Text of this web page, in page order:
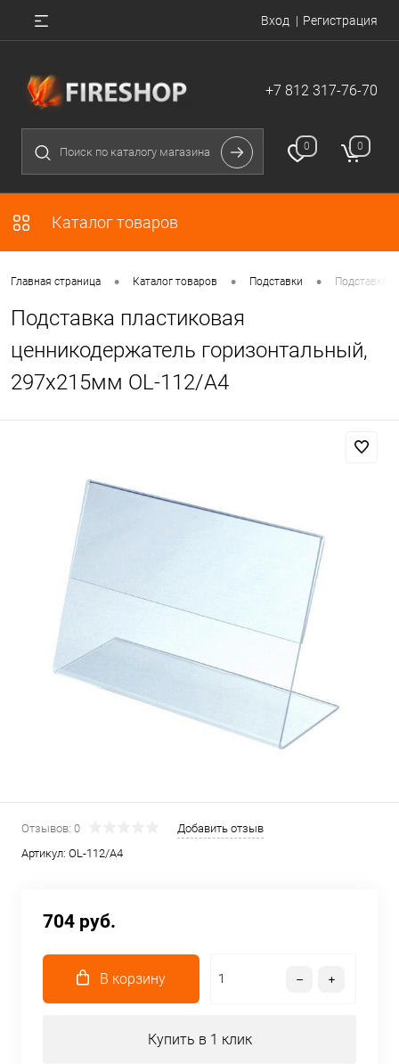
Вход Регистрация
+7 812 317-76-70
0 0
Каталог товаров
Главная страница • Каталог товаров • Подставки • Подставка
Подставка пластиковая
ценникодержатель горизонтальный,
297х215мм OL-112/A4
Отзывов: 0
Добавить отзыв
Артикул: OL-112/A4
704 руб.
В корзину
Купить в 1 клик